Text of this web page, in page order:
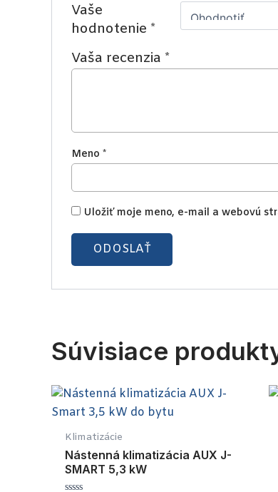
Vaše
hodnotenie *
Vaša recenzia *
Meno *
Uložiť moje meno, e-mail a webovú
Súvisiace
Klimatizácie
Nástenná klimatizácia AUX J-
SMART 5,3 kW